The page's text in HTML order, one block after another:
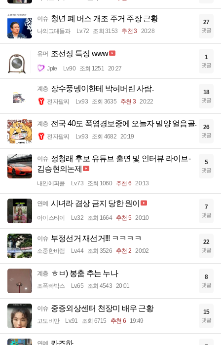
이슈 청년 폐 버스 개조 주거 주장 근황
나의그대들과 Lv.72 조회 3153 추천 3 20:28
27
댓글
유머 조선징 특징 www
Jple Lv.90 조회 1251 20:27
1
댓글
계층 장수풍뎅이한테 박혀버린 사람.
전자팔찌 Lv.93 조회 3635 추천 3 20:22
18
댓글
계층 전국 40도 폭염경보중에 오늘자 밀양 얼음골.
전자팔찌 Lv.93 조회 4682 20:19
26
댓글
이슈 정청래 후보 유튜브 출연 및 인터뷰 라이브-
김승현의논제
내안에퍼플 Lv.73 조회 1060 추천 6 20:13
5
댓글
연예 시녀라 겸상 금지 당한 원이
아이스티이 Lv.32 조회 1664 추천 5 20:10
7
댓글
이슈 부정선거 재선거!!! ㅋㅋㅋㅋ
소중한바램 Lv.44 조회 3526 추천 2 20:02
22
댓글
계층 ㅎㅂ) 봉춤 추는 누나
조폭빠박스 Lv.65 조회 4543 20:01
8
댓글
이슈 중증외상센터 천장미 배우 근황
고도비만 Lv.91 조회 6715 추천 6 19:49
15
댓글